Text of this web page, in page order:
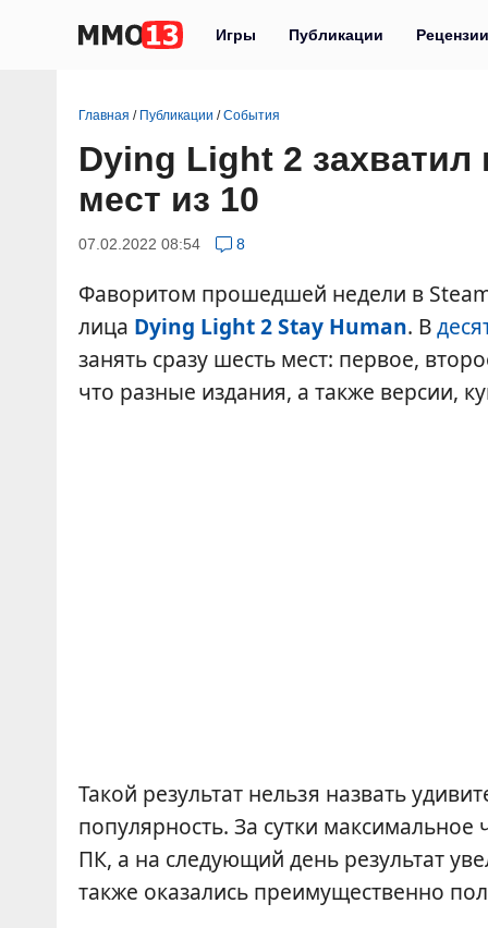
Игры Публикации Рецензии
Главная / Публикации /События
Dying Light 2
мест из 10
07.02.2022 08:54 8
Фаворитом прошедшей недели в
лица Dying Light 2 Stay Human. В
занять сразу шесть мест: первое,
что разные издания, а также версии,
Такой результат нельзя назвать
популярность. За сутки
ПК, а на следующий день результат
также оказались преимущественно